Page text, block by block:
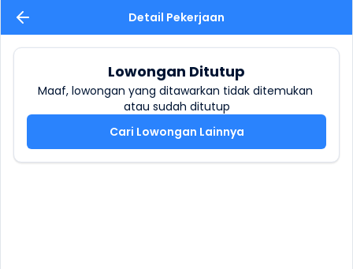
Detail Pekerjaan
Lowongan Ditutup
Maaf, lowongan yang ditawarkan tidak ditemukan
atau sudah ditutup
Cari Lowongan Lainnya